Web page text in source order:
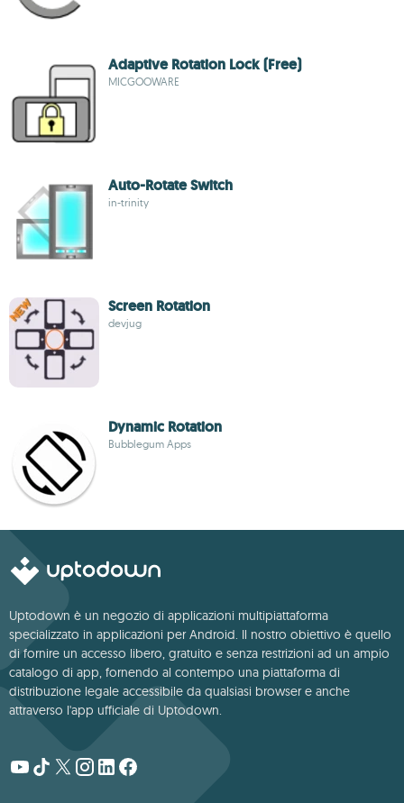
Adaptive Rotation Lock (Free)
MICGOOWARE
Auto-Rotate Switch
in-trinity
Screen Rotation
devjug
Dynamic Rotation
Bubblegum Apps
Uptodown è un negozio di applicazioni multipiattaforma
specializzato in applicazioni per Android. Il nostro obiettivo è quello
di fornire un accesso libero, gratuito e senza restrizioni ad un ampio
catalogo di app, fornendo al contempo una piattaforma di
distribuzione legale accessibile da qualsiasi browser e anche
attraverso l'app ufficiale di Uptodown.